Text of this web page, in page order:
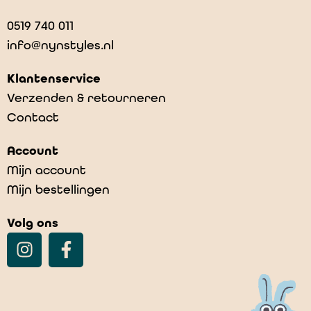
0519 740 011
info@nynstyles.nl
Klantenservice
Verzenden & retourneren
Contact
Account
Mijn account
Mijn bestellingen
Volg ons